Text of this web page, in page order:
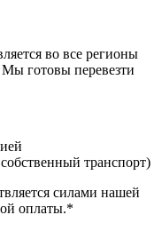
во все регионы
готовы перевезти
транспорт)
силами нашей
оплаты.*